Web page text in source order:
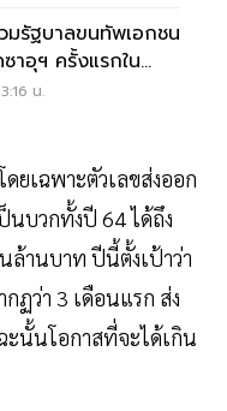
มรัฐบาลขนทัพเอกชน
น.
ยเฉพาะตัวเลขส่งออก
นบวกทั้งปี 64 ได้ถึง
ล้านบาท ปีนี้ตั้งเป้าว่า
ฏว่า 3 เดือนแรก ส่ง
ะนั้นโอกาสที่จะได้เกิน